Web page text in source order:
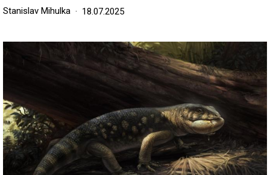
Stanislav Mihulka 18.07.2025
Image